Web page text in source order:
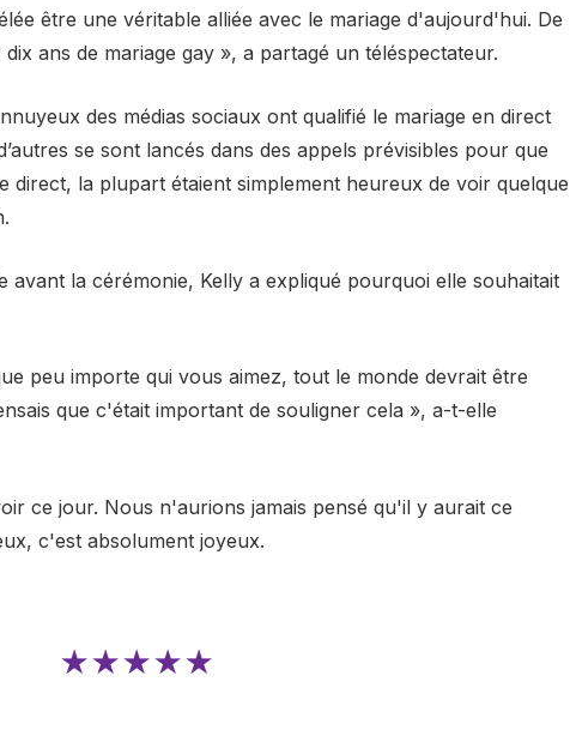
être une véritable alliée avec le mariage d'aujourd'hui. De
ans de mariage gay », a partagé un téléspectateur.
des médias sociaux ont qualifié le mariage en direct
se sont lancés dans des appels prévisibles pour que
direct, la plupart étaient simplement heureux de voir quelque
avant la cérémonie, Kelly a expliqué pourquoi elle souhaitait
peu importe qui vous aimez, tout le monde devrait être
que c'était important de souligner cela », a-t-elle
ce jour. Nous n'aurions jamais pensé qu'il y aurait ce
c'est absolument joyeux.
★★★★★